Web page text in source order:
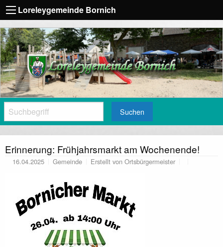
Loreleygemeinde Bornich
Suchen
Erinnerung: Frühjahrsmarkt am Wochenende!
16.04.2025 Gemeinde Erstellt von Ortsbürgermeister